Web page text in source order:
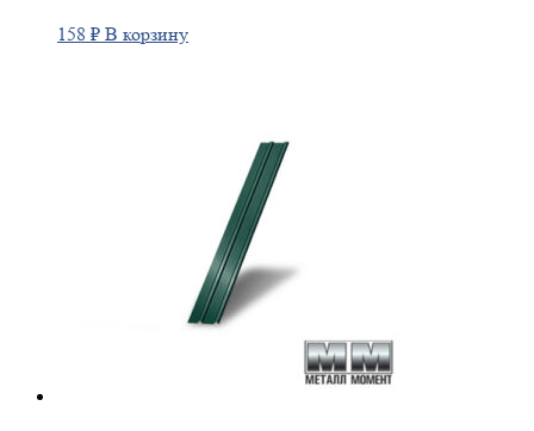
158 ₽ В корзину